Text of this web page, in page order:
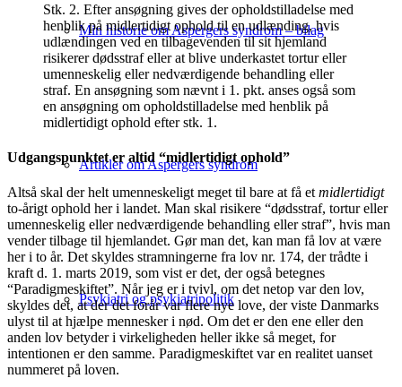
Min historie om Aspergers syndrom – bilag
Artikler om Aspergers syndrom
Psykiatri og psykiatripolitik
Stk. 2. Efter ansøgning gives der opholdstilladelse med
henblik på midlertidigt ophold til en udlænding, hvis
udlændingen ved en tilbagevenden til sit hjemland
risikerer dødsstraf eller at blive underkastet tortur eller
umenneskelig eller nedværdigende behandling eller
straf. En ansøgning som nævnt i 1. pkt. anses også som
en ansøgning om opholdstilladelse med henblik på
midlertidigt ophold efter stk. 1.
Udgangspunktet er altid “midlertidigt ophold”
Altså skal der helt umenneskeligt meget til bare at få et midlertidigt
to-årigt ophold her i landet. Man skal risikere “dødsstraf, tortur eller
umenneskelig eller nedværdigende behandling eller straf”, hvis man
vender tilbage til hjemlandet. Gør man det, kan man få lov at være
her i to år. Det skyldes stramningerne fra lov nr. 174, der trådte i
kraft d. 1. marts 2019, som vist er det, der også betegnes
“Paradigmeskiftet”. Når jeg er i tvivl, om det netop var den lov,
skyldes det, at der det forår var flere nye love, der viste Danmarks
ulyst til at hjælpe mennesker i nød. Om det er den ene eller den
anden lov betyder i virkeligheden heller ikke så meget, for
intentionen er den samme. Paradigmeskiftet var en realitet uanset
nummeret på loven.